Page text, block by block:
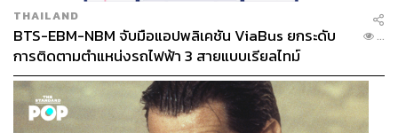
THAILAND
BTS-EBM-NBM จับมือแอปพลิเคชัน ViaBus ยกระดับ
การติดตามตำแหน่งรถไฟฟ้า 3 สายแบบเรียลไทม์
...